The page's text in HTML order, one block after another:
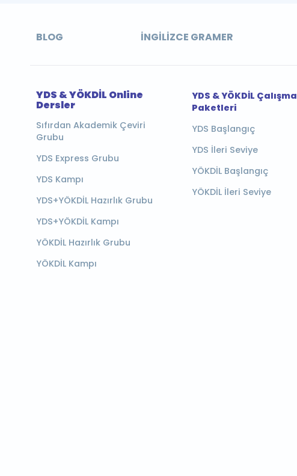
BLOG İNGILIZCE GRAMER
YDS & YÖKDİL Online
Dersler
Sıfırdan Akademik Çeviri
Grubu
YDS Express Grubu
YDS Kampı
YDS+YÖKDİL Hazırlık Grubu
YDS+YÖKDİL Kampı
YÖKDİL Hazırlık Grubu
YÖKDİL Kampı
YDS & YÖKDİL Çalışma
Paketleri
YDS Başlangıç
YDS İleri Seviye
YÖKDİL Başlangıç
YÖKDİL İleri Seviye